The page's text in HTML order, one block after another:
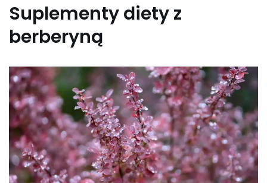
Suplementy diety z
berberyną